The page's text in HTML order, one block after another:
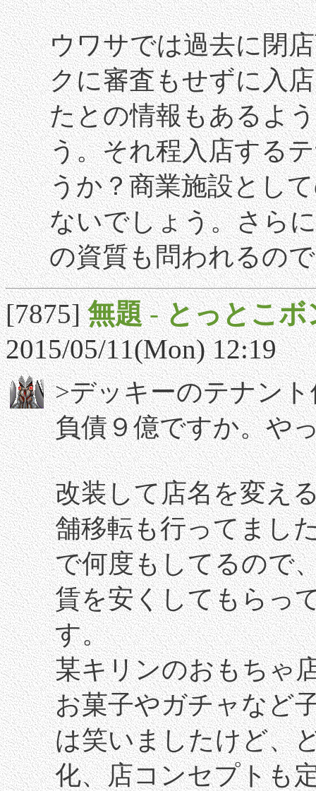
ウワサでは過去に閉
クに審査もせずに入
たとの情報もあるよ
う。それ程入店する
うか？商業施設とし
ないでしょう。さら
の資質も問われるの
[7875]無題-とっとこボ
2015/05/11(Mon) 12:19
>デッキーのテナント
負債９億ですか。や
改装して店名を変え
舗移転も行ってまし
で何度もしてるので
賃を安くしてもらっ
す。
某キリンのおもちゃ
お菓子やガチャなど
は笑いましたけど、
化、店コンセプトも